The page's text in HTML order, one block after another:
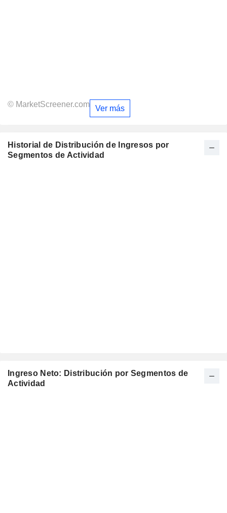
© MarketScreener.com Ver más
Historial de Distribución de Ingresos por
Segmentos de Actividad
Ingreso Neto: Distribución por Segmentos de
Actividad